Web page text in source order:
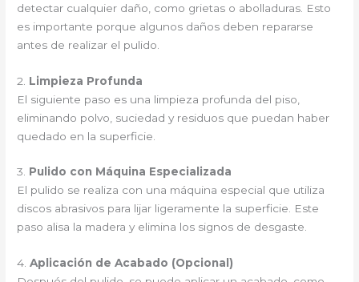
detectar cualquier daño, como grietas o abolladuras. Esto
es importante porque algunos daños deben repararse
antes de realizar el pulido.
2. Limpieza Profunda
El siguiente paso es una limpieza profunda del piso,
eliminando polvo, suciedad y residuos que puedan haber
quedado en la superficie.
3. Pulido con Máquina Especializada
El pulido se realiza con una máquina especial que utiliza
discos abrasivos para lijar ligeramente la superficie. Este
paso alisa la madera y elimina los signos de desgaste.
4.Aplicación de Acabado (Opcional)